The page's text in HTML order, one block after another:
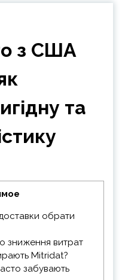
з США
та
обрати
зниження витрат
Mitridat?
забувають